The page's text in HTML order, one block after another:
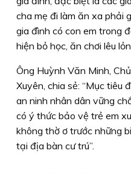
cha mẹ đi làm ăn xa phải
gia đình có con em trong
hiện bỏ học, ăn chơi lêu
Ông Huỳnh Văn Minh,
Xuyên, chia sẻ: “Mục tiêu
an ninh nhân dân vững
có ý thức bảo vệ trẻ em
không thờ ơ trước những
tại địa bàn cư trú”.